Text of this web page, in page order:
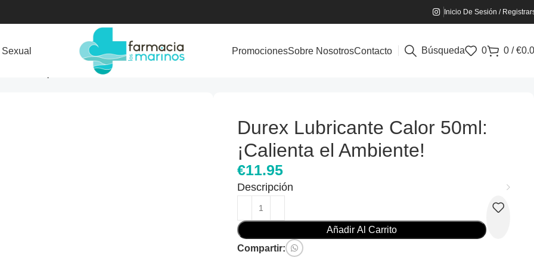
Inicio De Sesión /
PromocionesSobre NosotrosContacto Búsqueda 0 0 / €
50ml: ¡Calienta el Ambiente!
Durex Lubricante Calor 50ml:
¡Calienta el Ambiente!
€11.95
Descripción
Añadir Al Carrito
Compartir: